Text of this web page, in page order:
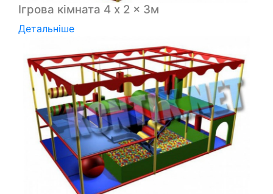
Ігрова кімната 4 x 2 x 3м
Детальніше